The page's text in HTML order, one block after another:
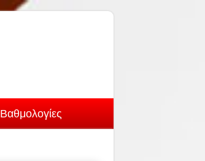
Βαθμολογίες